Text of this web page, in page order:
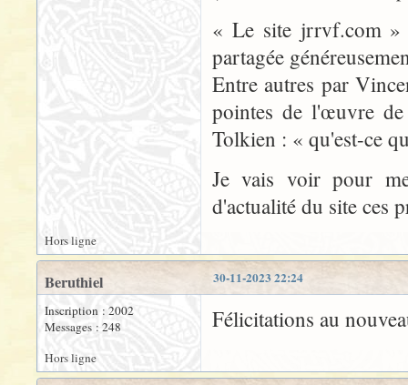
« Le site jrrvf.com »
partagée
Entre autres par
pointes de l'œuvre de
Tolkien : « qu'est-ce
Je vais voir pour
d'actualité du site ces
Hors ligne
30-11-2023 22:24
Beruthiel
Inscription : 2002
Messages : 248
Félicitations au
Hors ligne